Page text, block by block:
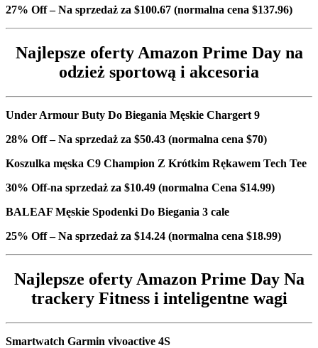
27% Off – Na sprzedaż za $100.67 (normalna cena $137.96)
Najlepsze oferty Amazon Prime Day na
odzież sportową i akcesoria
Under Armour Buty Do Biegania Męskie Chargert 9
28% Off – Na sprzedaż za $50.43 (normalna cena $70)
Koszulka męska C9 Champion Z Krótkim Rękawem Tech Tee
30% Off-na sprzedaż za $10.49 (normalna Cena $14.99)
BALEAF Męskie Spodenki Do Biegania 3 cale
25% Off – Na sprzedaż za $14.24 (normalna cena $18.99)
Najlepsze oferty Amazon Prime Day Na
trackery Fitness i inteligentne wagi
Smartwatch Garmin vivoactive 4S